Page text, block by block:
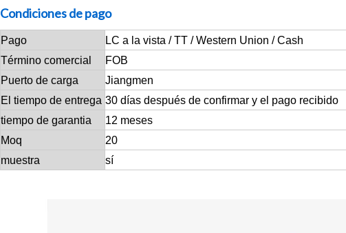
Condiciones de pago
Pago
LC a la vista / TT / Western Union / Cash
Término comercial
FOB
Puerto de carga
Jiangmen
El tiempo de entrega 30 días después de confirmar y el pago recibido
tiempo de garantia
12 meses
Moq
20
muestra
sí